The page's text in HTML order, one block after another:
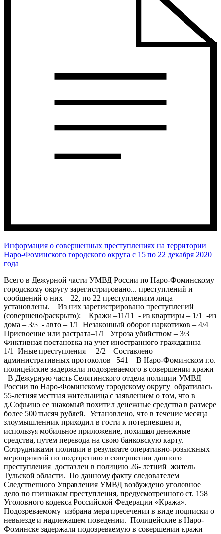
Информация о совершенных преступлениях на территории
Наро-Фоминского городского округа c 15 по 22 декабря 2020
года
Всего в Дежурной части УМВД России по Наро-Фоминскому
городскому округу зарегистрировано... преступлений и
сообщений о них – 22, по 22 преступлениям лица
установлены. Из них зарегистрировано преступлений
(совершено/раскрыто): Кражи –11/11 - из квартиры – 1/1 -из
дома – 3/3 - авто – 1/1 Незаконный оборот наркотиков – 4/4
Присвоение или растрата–1/1 Угроза убийством – 3/3
Фиктивная постановка на учет иностранного гражданина –
1/1 Иные преступления – 2/2 Составлено
административных протоколов –541 В Наро-Фоминском г.о.
полицейские задержали подозреваемого в совершении кражи
В Дежурную часть Селятинского отдела полиции УМВД
России по Наро-Фоминскому городскому округу обратилась
55-летняя местная жительница с заявлением о том, что в
д.Софьино ее знакомый похитил денежные средства в размере
более 500 тысяч рублей. Установлено, что в течение месяца
злоумышленник приходил в гости к потерпевшей и,
используя мобильное приложение, похищал денежные
средства, путем перевода на свою банковскую карту.
Сотрудниками полиции в результате оперативно-розыскных
мероприятий по подозрению в совершении данного
преступления доставлен в полицию 26- летний житель
Тульской области. По данному факту следователем
Следственного Управления УМВД возбуждено уголовное
дело по признакам преступления, предусмотренного ст. 158
Уголовного кодекса Российской Федерации «Кража».
Подозреваемому избрана мера пресечения в виде подписки о
невыезде и надлежащем поведении. Полицейские в Наро-
Фоминске задержали подозреваемую в совершении кражи